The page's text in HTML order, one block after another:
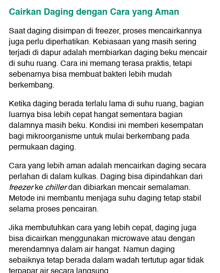
Cairkan Daging dengan Cara yang Aman
Saat daging disimpan di freezer, proses mencairkannya
juga perlu diperhatikan. Kebiasaan yang masih sering
terjadi di dapur adalah membiarkan daging beku mencair
di suhu ruang. Cara ini memang terasa praktis, tetapi
sebenarnya bisa membuat bakteri lebih mudah
berkembang.
Ketika daging berada terlalu lama di suhu ruang, bagian
luarnya bisa lebih cepat hangat sementara bagian
dalamnya masih beku. Kondisi ini memberi kesempatan
bagi mikroorganisme untuk mulai berkembang pada
permukaan daging.
Cara yang lebih aman adalah mencairkan daging secara
perlahan di dalam kulkas. Daging bisa dipindahkan dari
freezerkechillerdan dibiarkan mencair semalaman.
Metode ini membantu menjaga suhu daging tetap stabil
selama proses pencairan.
Jika membutuhkan cara yang lebih cepat, daging juga
bisa dicairkan menggunakan microwave atau dengan
merendamnya dalam air hangat. Namun daging
sebaiknya tetap berada dalam wadah tertutup agar tidak